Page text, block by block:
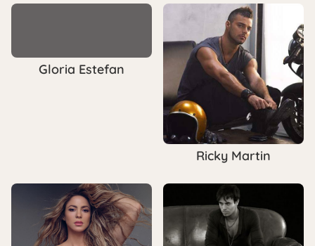
Gloria Estefan
Ricky Martin